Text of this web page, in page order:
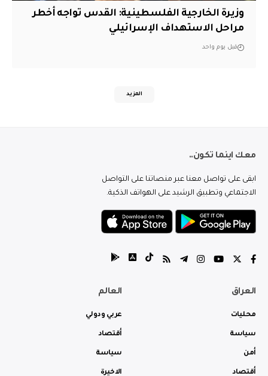
وزيرة الخارجية الفلسطينية: القدس تواجه أخطر
مراحل الاستهداف الإسرائيلي
قبل يوم واحد
المزيد
معك اينما تكون..
ابقى على تواصل معنا عبر منصاتنا على التواصل
الاجتماعي وتطبيق الرشيد على الهواتف الذكية.
العراق
محليات
سياسة
أمن
أقتصاد
العالم
عربي ودولي
أقتصاد
سياسة
الاخيرة